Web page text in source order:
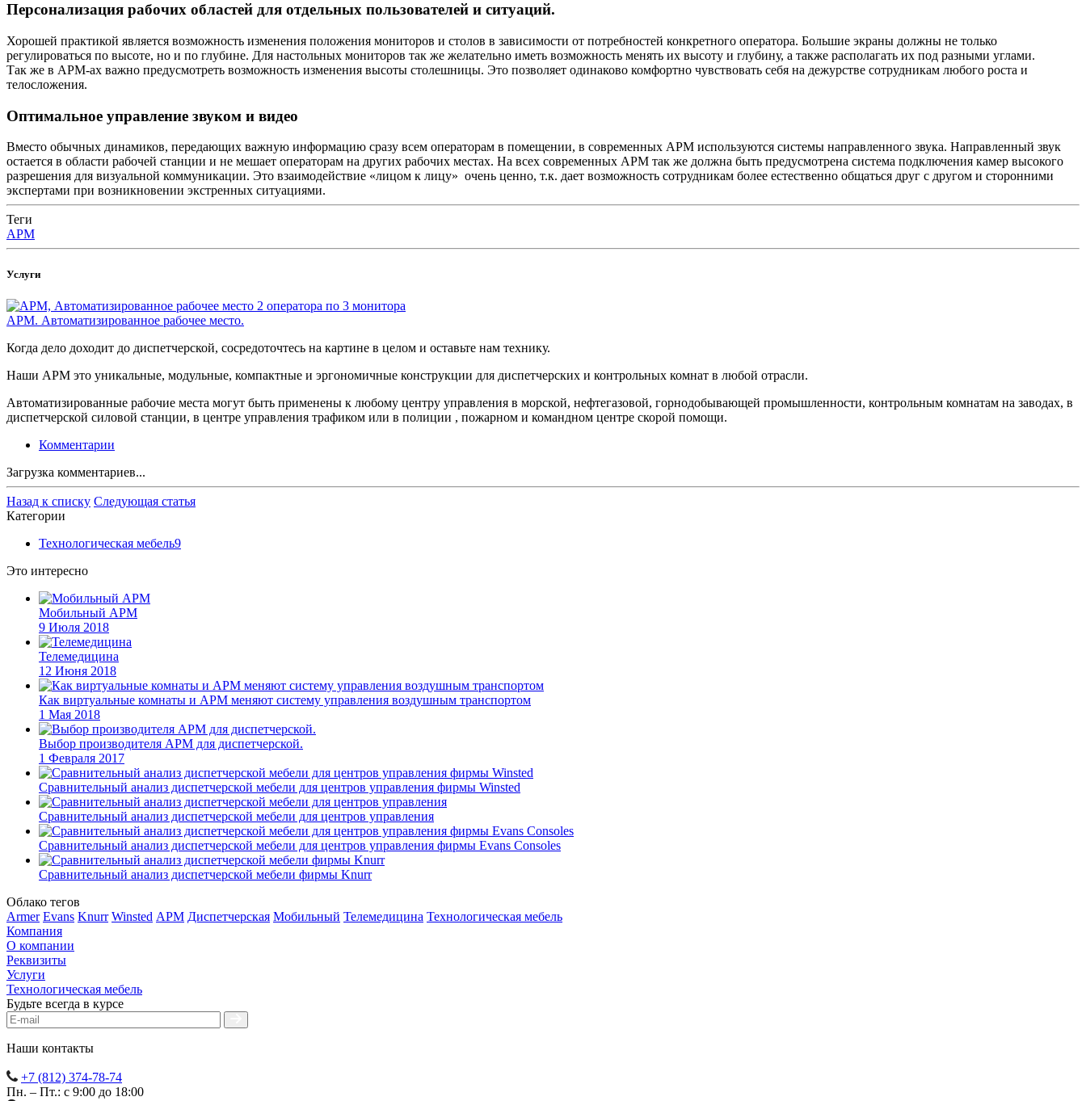
Персонализация рабочих областей для отдельных пользователей и ситуаций.
Хорошей практикой является возможность изменения положения мониторов и столов в зависимости от потребностей конкретного оператора. Большие экраны должны не только
регулироваться по высоте, но и по глубине. Для настольных мониторов так же желательно иметь возможность менять их высоту и глубину, а также располагать их под разными углами.
Так же в АРМ-ах важно предусмотреть возможность изменения высоты столешницы. Это позволяет одинаково комфортно чувствовать себя на дежурстве сотрудникам любого роста и
телосложения.
Оптимальное управление звуком и видео
Вместо обычных динамиков, передающих важную информацию сразу всем операторам в помещении, в современных АРМ используются системы направленного звука. Направленный звук
остается в области рабочей станции и не мешает операторам на других рабочих местах. На всех современных АРМ так же должна быть предусмотрена система подключения камер высокого
разрешения для визуальной коммуникации. Это взаимодействие «лицом к лицу» очень ценно, т.к. дает возможность сотрудникам более естественно общаться друг с другом и сторонними
экспертами при возникновении экстренных ситуациями.
Теги
АРМ
Услуги
АРМ. Автоматизированное рабочее место.
Когда дело доходит до диспетчерской, сосредоточтесь на картине в целом и оставьте нам технику.
Наши АРМ это уникальные, модульные, компактные и эргономичные конструкции для диспетчерских и контрольных комнат в любой отрасли.
Автоматизированные рабочие места могут быть применены к любому центру управления в морской, нефтегазовой, горнодобывающей промышленности, контрольным комнатам на заводах, в
диспетчерской силовой станции, в центре управления трафиком или в полиции , пожарном и командном центре скорой помощи.
Комментарии
Загрузка комментариев...
Назад к списку Следующая статья
Категории
Технологическая мебель9
Это интересно
Мобильный АРМ
9 Июля 2018
Телемедицина
12 Июня 2018
Как виртуальные комнаты и АРМ меняют систему управления воздушным транспортом
1 Мая 2018
Выбор производителя АРМ для диспетчерской.
1 Февраля 2017
Сравнительный анализ диспетчерской мебели для центров управления фирмы Winsted
Сравнительный анализ диспетчерской мебели для центров управления
Сравнительный анализ диспетчерской мебели для центров управления фирмы Evans Consoles
Сравнительный анализ диспетчерской мебели фирмы Knurr
Облако тегов
Armer Evans Knurr Winsted АРМ Диспетчерская Мобильный Телемедицина Технологическая мебель
Компания
О компании
Реквизиты
Услуги
Технологическая мебель
Будьте всегда в курсе
Наши контакты
+7 (812) 374-78-74
Пн. – Пт.: с 9:00 до 18:00